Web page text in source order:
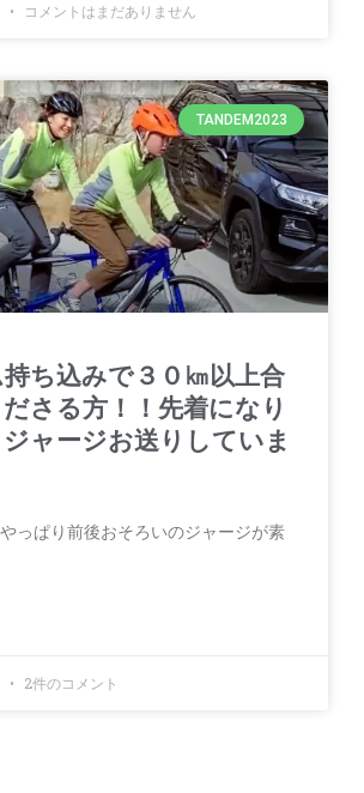
コメントはまだありません
TANDEM2023
ち込みで３０㎞以上合
さる方！！先着になり
ャージお送りしていま
やっぱり前後おそろいのジャージが素
2件のコメント